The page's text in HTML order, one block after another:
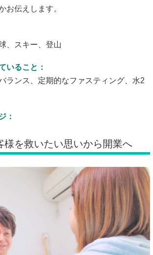
お伝えします。
、スキー、登山
いること：
ランス、定期的なファスティング、水2
：
様を救いたい思いから開業へ